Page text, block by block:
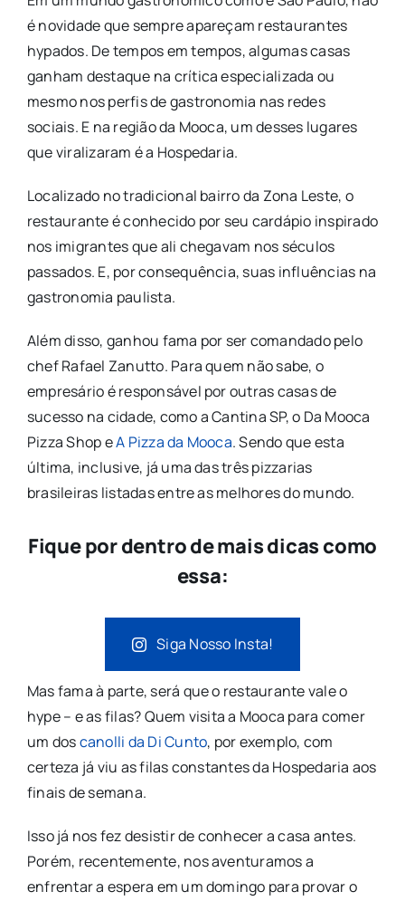
é novidade que sempre apareçam restaurantes
hypados. De tempos em tempos, algumas casas
ganham destaque na crítica especializada ou
mesmo nos perfis de gastronomia nas redes
sociais. E na região da Mooca, um desses lugares
que viralizaram é a Hospedaria.
Localizado no tradicional bairro da Zona Leste, o
restaurante é conhecido por seu cardápio inspirado
nos imigrantes que ali chegavam nos séculos
passados. E, por consequência, suas influências na
gastronomia paulista.
Além disso, ganhou fama por ser comandado pelo
chef Rafael Zanutto. Para quem não sabe, o
empresário é responsável por outras casas de
sucesso na cidade, como a Cantina SP, o Da Mooca
Pizza Shop eA Pizza da Mooca. Sendo que esta
última, inclusive, já uma das três pizzarias
brasileiras listadas entre as melhores do mundo.
Fique por dentro de mais dicas como
essa:
Siga Nosso Insta!
Mas fama à parte, será que o restaurante vale o
hype – e as filas? Quem visita a Mooca para comer
um doscanolli da Di Cunto, por exemplo, com
certeza já viu as filas constantes da Hospedaria aos
finais de semana.
Isso já nos fez desistir de conhecer a casa antes.
Porém, recentemente, nos aventuramos a
enfrentar a espera em um domingo para provar o